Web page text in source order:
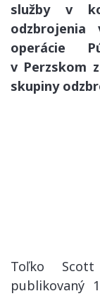
služby v
odzbrojenia
operácie
v Perzskom
skupiny
Toľko
publikovaný